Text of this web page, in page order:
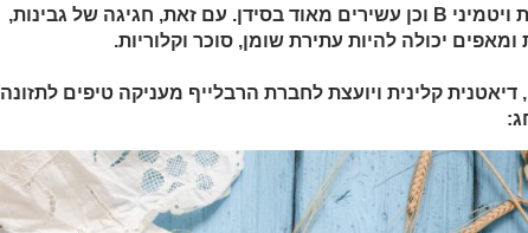
ממשפחת ויטמיני B וכן עשירים מאוד בסידן. עם זאת, חגיגה של גבינות,
ומאפים יכולה להיות עתירת שומן, סוכר וקלוריות.
דיאטנית קלינית ויועצת לחברת הרבלייף מעניקה טיפים לתזונה